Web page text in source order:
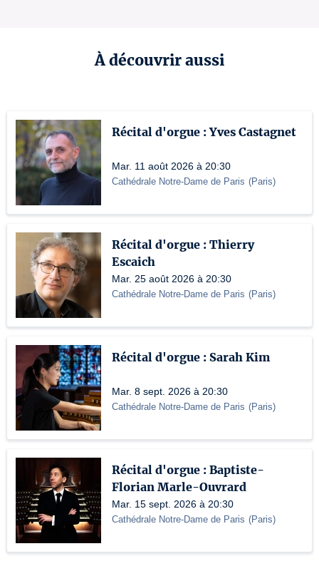
À découvrir aussi
Récital d'orgue : Yves Castagnet
Mar. 11 août 2026 à 20:30
Cathédrale Notre-Dame de Paris (Paris)
Récital d'orgue : Thierry
Escaich
Mar. 25 août 2026 à 20:30
Cathédrale Notre-Dame de Paris (Paris)
Récital d'orgue : Sarah Kim
Mar. 8 sept. 2026 à 20:30
Cathédrale Notre-Dame de Paris (Paris)
Récital d'orgue : Baptiste-
Florian Marle-Ouvrard
Mar. 15 sept. 2026 à 20:30
Cathédrale Notre-Dame de Paris (Paris)